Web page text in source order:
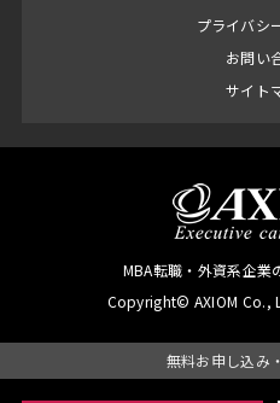
無料お申し込み
プライバシ
お問い
サイト
MBA転職・外資系企業
Copyright© AXIOM Co.,